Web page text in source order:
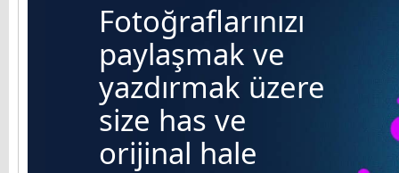
Fotoğraflarınızı
paylaşmak ve
yazdırmak üzere
size has ve
orijinal hale